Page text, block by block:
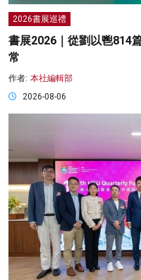
2026書展巡禮
書展2026｜從劉以鬯814
常
作者: 本社編輯部
2026-08-06